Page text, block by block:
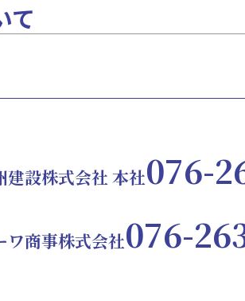
て
「個人情報保護に関するコンプライア
建設株式会社 本社076-
ワ商事株式会社076-